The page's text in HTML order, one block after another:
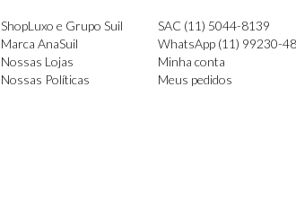
ShopLuxo e Grupo Suil
Marca AnaSuil
Nossas Lojas
Nossas Políticas
SAC (11) 5044-8139
WhatsApp (11) 99230-
Minha conta
Meus pedidos